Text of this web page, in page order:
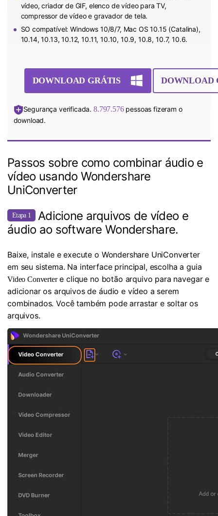
vídeo, criador de GIF, elenco de vídeo para TV,
compressor de vídeo e gravador de tela.
SO compatível: Windows 10/8/7, Mac OS 10.15 (Catalina),
10.14, 10.13, 10.12, 10.11, 10.10, 10.9, 10.8, 10.7, 10.6.
DOWNLOAD GRÁTIS DOWNLOAD
Segurança verificada.8.797.576pessoas fizeram o
download.
Passos sobre como combinar áudio e
vídeo usando Wondershare
UniConverter
Etapa 1
Adicione arquivos de vídeo e
áudio ao software Wondershare.
Baixe, instale e execute o Wondershare UniConverter
em seu sistema. Na interface principal, escolha a guia
Video Convertere clique no botão arquivo para navegar e
adicionar os arquivos de áudio e vídeo a serem
combinados. Você também pode arrastar e soltar os
arquivos.